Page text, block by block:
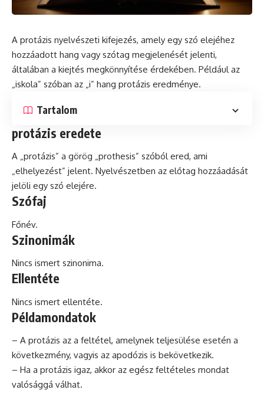
A protázis nyelvészeti kifejezés, amely egy szó elejéhez
hozzáadott hang vagy szótag megjelenését jelenti,
általában a kiejtés megkönnyítése érdekében. Például az
„iskola” szóban az „i” hang protázis eredménye.
Tartalom
protázis eredete
A „protázis” a görög „prothesis” szóból ered, ami
„elhelyezést” jelent. Nyelvészetben az előtag hozzáadását
jelöli egy szó elejére.
Szófaj
Főnév.
Szinonimák
Nincs ismert szinonima.
Ellentéte
Nincs ismert ellentéte.
Példamondatok
– A protázis az a feltétel, amelynek teljesülése esetén a
következmény, vagyis az apodózis is bekövetkezik.
– Ha a protázis igaz, akkor az egész feltételes mondat
valósággá válhat.